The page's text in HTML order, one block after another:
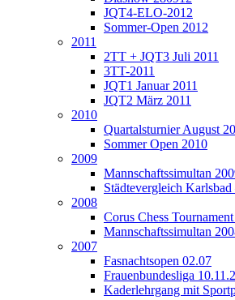
JQT4-ELO-2012
Sommer-Open 2012
2011
2TT + JQT3 Juli 2011
3TT-2011
JQT1 Januar 2011
JQT2 März 2011
2010
Quartalsturnier August
Sommer Open 2010
2009
Mannschaftssimultan
Städtevergleich
2008
Corus Chess
Mannschaftssimultan
2007
Fasnachtsopen 02.07
Frauenbundesliga
Kaderlehrgang mit